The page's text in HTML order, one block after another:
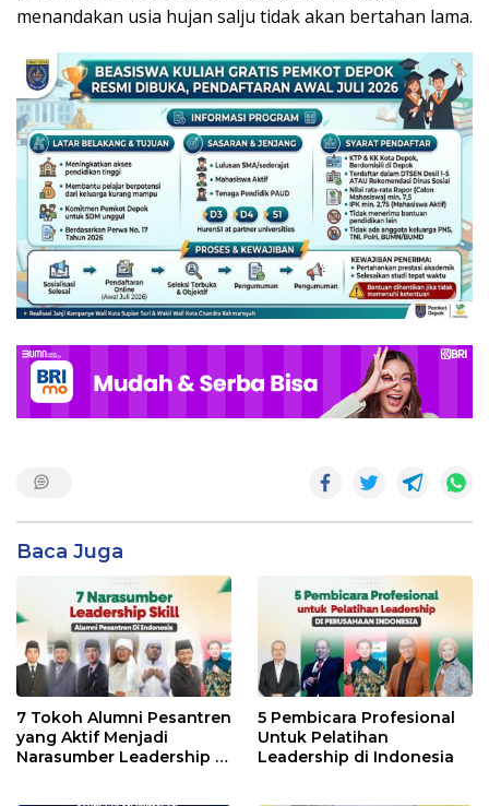
menandakan usia hujan salju tidak akan bertahan lama.
Baca Juga
7 Tokoh Alumni Pesantren
yang Aktif Menjadi
Narasumber Leadership di
5 Pembicara Profesional
Untuk Pelatihan
Leadership di Indonesia